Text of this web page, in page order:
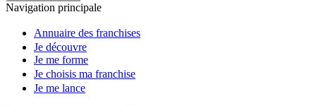
Navigation principale
Annuaire des franchises
Je découvre
Je me forme
Je choisis ma franchise
Je me lance